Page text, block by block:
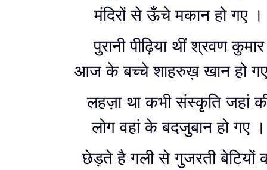
मंदिरों से ऊँचे मकान हो गए ।
पुरानी पीढ़िया थीं श्रवण कुमार
आज के बच्चे शाहरुख़ खान हो
लहज़ा था कभी संस्कृति जहां
लोग वहां के बदजुबान हो गए ।
छेड़ते है गली से गुजरती बेटियों